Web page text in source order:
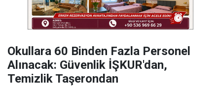
Okullara 60 Binden Fazla Personel
Alınacak: Güvenlik İŞKUR'dan,
Temizlik Taşerondan